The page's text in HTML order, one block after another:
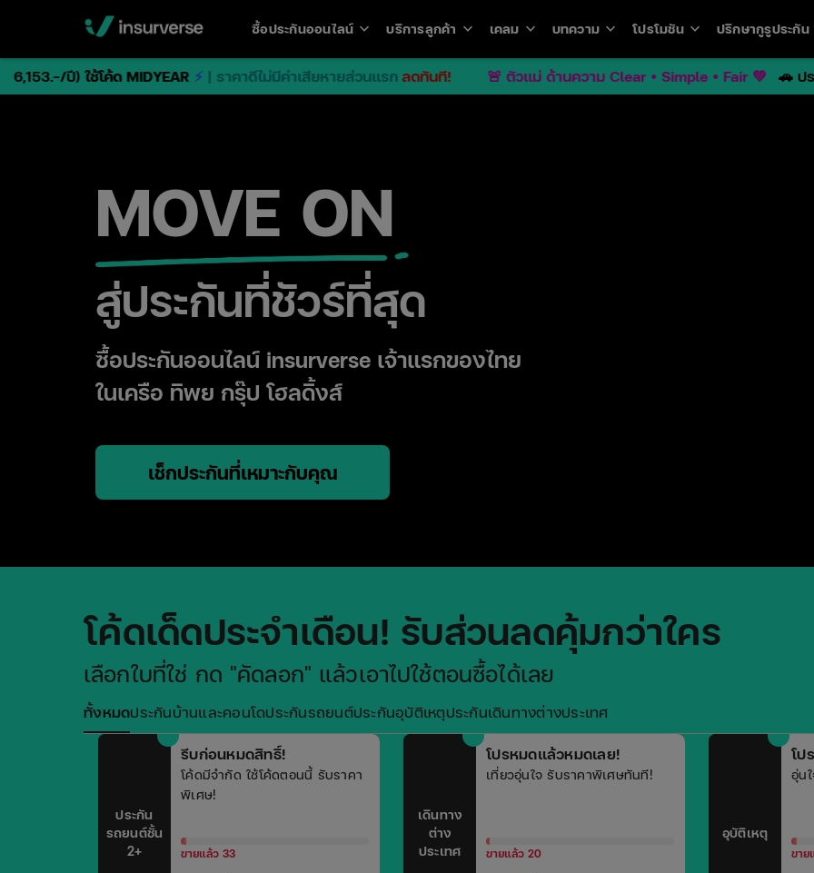
ซื้อประกันออนไลน์ keyboard_arrow_down Open
menu
บริการลูกค้า keyboard_arrow_down Open
menu
เคลม keyboard_arrow_down Open
menu
บทความ keyboard_arrow_down Open
menu
โปรโมชัน keyboard_arrow_down Open
menu
ปรึกษากูรูประกัน
ปี)ใช้โค้ด MIDYEAR⚡| ราคาดีไม่มีค่าเสียหายส่วนแรก ลดทันที! 🚨 ตัวแม่ ด้านความ Clear • Simple • Fair 💚 🚗 ประกั
MOVE ON
สู่ประกันที่ชัวร์ที่สุด
ซื้อประกันออนไลน์ insurverse เจ้าแรกของไทย
ในเครือ ทิพย กรุ๊ป โฮลดิ้งส์
เช็กประกันที่เหมาะกับคุณ
โค้ดเด็ดประจำเดือน! รับส่วนลดคุ้มกว่าใคร
เลือกใบที่ใช่ กด "คัดลอก" แล้วเอาไปใช้ตอนซื้อได้เลย
ทั้งหมดประกันบ้านและคอนโดประกันรถยนต์ประกันอุบัติเหตุประกันเดินทางต่างประเทศ
ประกัน
รถยนต์ชั้น
2+
รีบก่อนหมดสิทธิ์!
โค้ดมีจำกัด ใช้โค้ดตอนนี้ รับราคา
พิเศษ!
ขายแล้ว 33
เดินทาง
ต่าง
ประเทศ
โปรหมดแล้วหมดเลย!
เที่ยวอุ่นใจ รับราคาพิเศษทันที!
ขายแล้ว 20
อุบัติเหตุ
โป
อุ่น
ขาย